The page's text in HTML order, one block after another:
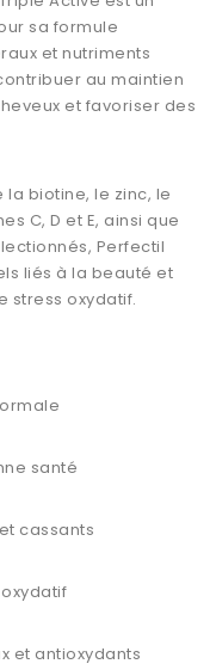
sa formule
et nutriments
au maintien
et favoriser des
biotine, le zinc, le
C, D et E, ainsi que
Perfectil
liés à la beauté et
stress oxydatif.
santé
cassants
et antioxydants